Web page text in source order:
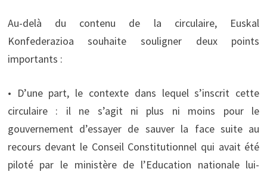
Au-delà du contenu de la circulaire, Euskal
Konfederazioa souhaite souligner deux points
importants :
• D’une part, le contexte dans lequel s’inscrit cette
circulaire : il ne s’agit ni plus ni moins pour le
gouvernement d’essayer de sauver la face suite au
recours devant le Conseil Constitutionnel qui avait été
piloté par le ministère de l’Education nationale lui-